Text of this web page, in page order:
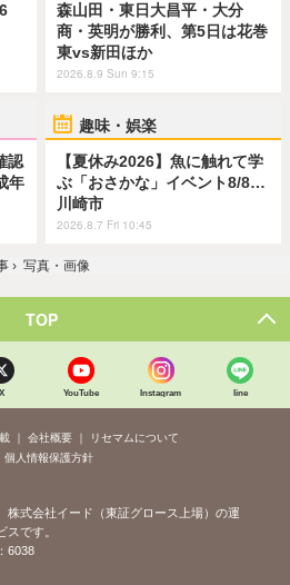
森山田・東日大昌平・大分
商・英明が勝利、第5日は花巻
東vs新田ほか
2026.8.9 Sun 9:15
認
年
趣味・娯楽
【夏休み2026】魚に触れて学
ぶ「おさかな」イベント8/8…
川崎市
2026.8.7 Fri 10:45
› 写真・画像
TOP
X YouTube Instagram line
会社概要
リセマムについて
個人情報保護方針
株式会社イード（東証グロース上場）の運
スです。
6038